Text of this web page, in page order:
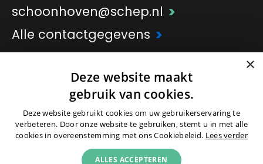
schoonhoven@schep.nl >
Alle contactgegevens >
Onderdeel vanSchep Groep
×
Deze website maakt
gebruik van cookies.
Deze website gebruikt cookies om uw gebruikerservaring te
verbeteren. Door onze website te gebruiken, stemt u in met alle
cookies in overeenstemming met ons Cookiebeleid. Lees verder
ALLES ACCEPTEREN